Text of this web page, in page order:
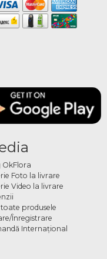
OkFlora
Foto la livrare
Video la livrare
toate produsele
Înregistrare
Internațional